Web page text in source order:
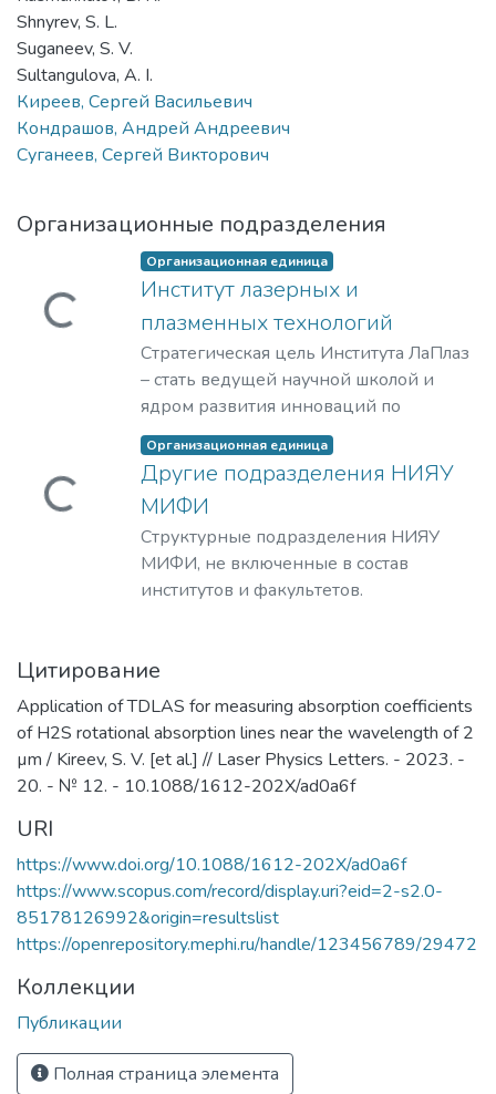
Shnyrev, S. L.
Suganeev, S. V.
Sultangulova, A. I.
Киреев, Сергей Васильевич
Кондрашов, Андрей Андреевич
Суганеев, Сергей Викторович
Организационные подразделения
Загружается...
Организационная единица
Институт лазерных и
плазменных технологий
Стратегическая цель Института ЛаПлаз
– стать ведущей научной школой и
ядром развития инноваций по
лазерным, плазменным, радиационным
и ускорительным технологиям, с
уникальными образовательными
программами, востребованными на
российском и мировом рынке
образовательных услуг.
Загружается...
Организационная единица
Другие подразделения НИЯУ
МИФИ
Структурные подразделения НИЯУ
МИФИ, не включенные в состав
институтов и факультетов.
Цитирование
Application of TDLAS for measuring absorption coefficients
of H2S rotational absorption lines near the wavelength of 2
µm / Kireev, S. V. [et al.] // Laser Physics Letters. - 2023. -
20. - № 12. - 10.1088/1612-202X/ad0a6f
URI
https://www.doi.org/10.1088/1612-202X/ad0a6f
https://www.scopus.com/record/display.uri?eid=2-s2.0-
85178126992&origin=resultslist
https://openrepository.mephi.ru/handle/123456789/29472
Коллекции
Публикации
Полная страница элемента